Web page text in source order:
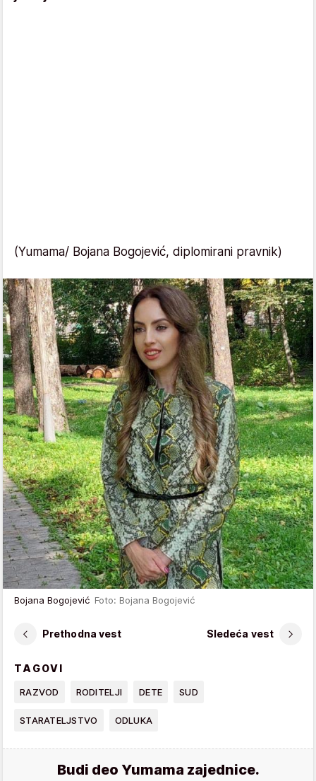
(Yumama/ Bojana Bogojević, diplomirani pravnik)
Bojana Bogojević Foto: Bojana Bogojević
Prethodna vest Sledeća vest
TAGOVI
RAZVOD RODITELJI DETE SUD
STARATELJSTVO ODLUKA
Budi deo Yumama zajednice.